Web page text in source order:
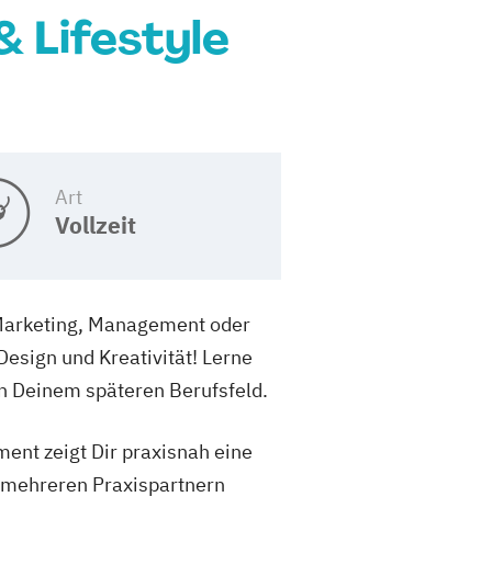
Lifestyle
Art
Vollzeit
Management oder
und Kreativität! Lerne
Deinem späteren Berufsfeld.
zeigt Dir praxisnah eine
Praxispartnern